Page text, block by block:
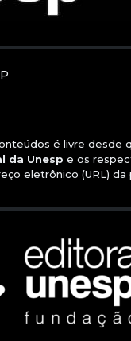
é livre desde
da Unesp e os
eletrônico (URL) da